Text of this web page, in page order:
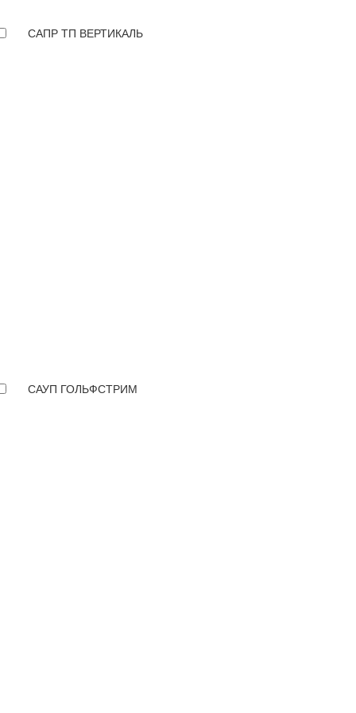
САПР ТП ВЕРТИКАЛЬ
САУП ГОЛЬФСТРИМ